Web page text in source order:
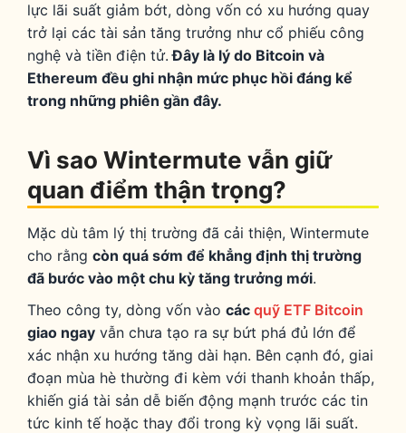
lực lãi suất giảm bớt, dòng vốn có xu hướng quay
trở lại các tài sản tăng trưởng như cổ phiếu công
nghệ và tiền điện tử. Đây là lý do Bitcoin và
Ethereum đều ghi nhận mức phục hồi đáng kể
trong những phiên gần đây.
Vì sao Wintermute vẫn giữ
quan điểm thận trọng?
Mặc dù tâm lý thị trường đã cải thiện, Wintermute
cho rằng còn quá sớm để khẳng định thị trường
đã bước vào một chu kỳ tăng trưởng mới.
Theo công ty, dòng vốn vào các quỹ ETF Bitcoin
giao ngay vẫn chưa tạo ra sự bứt phá đủ lớn để
xác nhận xu hướng tăng dài hạn. Bên cạnh đó, giai
đoạn mùa hè thường đi kèm với thanh khoản thấp,
khiến giá tài sản dễ biến động mạnh trước các tin
tức kinh tế hoặc thay đổi trong kỳ vọng lãi suất.